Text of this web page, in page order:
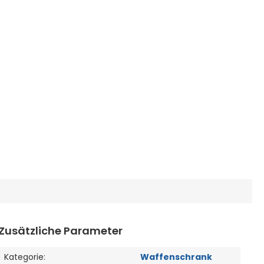
Parameter
Kategorie:
Waffenschrank